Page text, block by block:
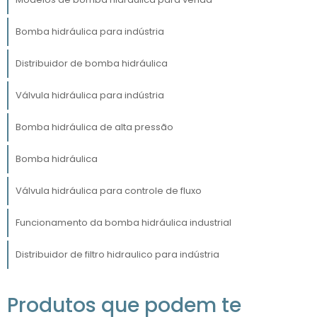
negócios alcancem seus objetivos de
PREÇO DAS BOMBAS HIDRÁULICAS
O preço das bombas hidráulicas pode variar
significativamente com base em diversos
fatores, sendo crucial para os compradores
compreenderem esses elementos ao
Um dos principais fatores que influenciam o
custo é otipo de bomba. Existem diferentes
positivo, centrífugas e de engrenagem, cada
preço.
Bomba hidráulica para indústria
Distribuidor de bomba hidráulica
Válvula hidráulica para indústria
Bomba hidráulica de alta pressão
Bomba hidráulica
Válvula hidráulica para controle de fluxo
Funcionamento da bomba hidráulica industrial
Distribuidor de filtro hidraulico para indústria
Produtos que podem te